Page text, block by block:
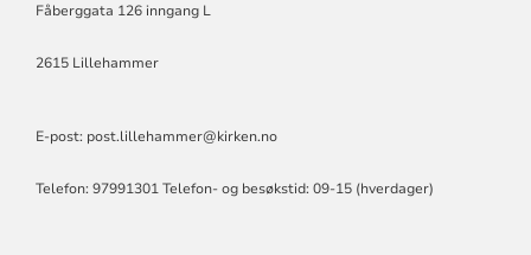
Fåberggata 126 inngang L
2615 Lillehammer
E-post: post.lillehammer@kirken.no
Telefon: 97991301 Telefon- og besøkstid: 09-15 (hverdager)